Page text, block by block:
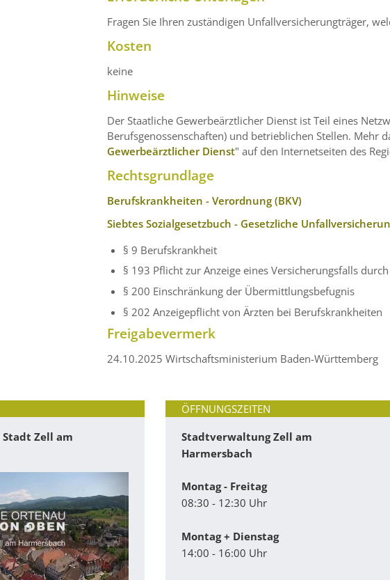
Fragen Sie Ihren zuständigen Unfallversicherungträger,
Kosten
keine
Hinweise
Der Staatliche Gewerbeärztlicher Dienst ist Teil eines
Berufsgenossenschaften) und betrieblichen Stellen. Mehr
Gewerbeärztlicher Dienst" auf den Internetseiten des
Rechtsgrundlage
Berufskrankheiten - Verordnung (BKV)
Siebtes Sozialgesetzbuch - Gesetzliche
§ 9 Berufskrankheit
§ 193 Pflicht zur Anzeige eines Versicherungsfalls
§ 200 Einschränkung der Übermittlungsbefugnis
§ 202 Anzeigepflicht von Ärzten bei Berufskrankheiten
Freigabevermerk
24.10.2025 Wirtschaftsministerium Baden-Württemberg
Zell am
ÖFFNUNGSZEITEN
Stadtverwaltung Zell am
Harmersbach
Montag - Freitag
08:30 - 12:30 Uhr
Montag + Dienstag
14:00 - 16:00 Uhr